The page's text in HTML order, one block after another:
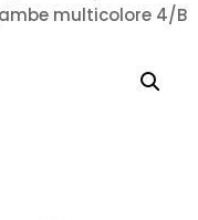
multicolore 4/B